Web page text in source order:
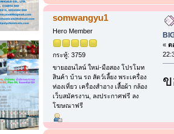
somwangyu1
Hero Member
กระทู้: 3759
ขายออนไลน์ ใหม่-มือสอง โปรโมท
สินค้า บ้าน รถ สัตว์เลี้ยง พระเครื่อง
ท่องเที่ยว เครื่องสำอาง เสื้อผ้า กล้อง
เว็บสมัครงาน, ลงประกาศฟรี ลง
โฆษณาฟรี
« ต